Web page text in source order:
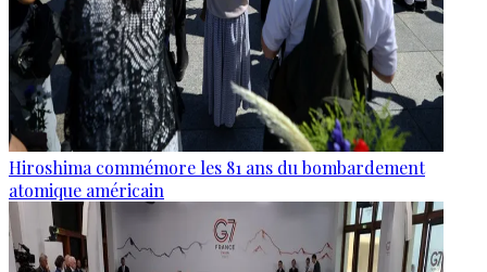
Hiroshima commémore les 81 ans du bombardement
atomique américain